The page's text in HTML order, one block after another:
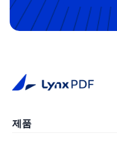
제품